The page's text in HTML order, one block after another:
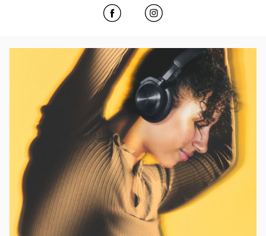
Click to open Facebook
Link Opens in New Tab
Click to open Instagram
Link Opens in New Tab